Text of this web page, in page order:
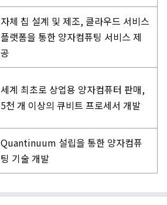
자체 칩 설계 및 제조, 클라우드 서비스
플랫폼을 통한 양자컴퓨팅 서비스 제
공
세계 최초로 상업용 양자컴퓨터 판매,
5천 개 이상의 큐비트 프로세서 개발
Quantinuum 설립을 통한 양자컴퓨
팅 기술 개발